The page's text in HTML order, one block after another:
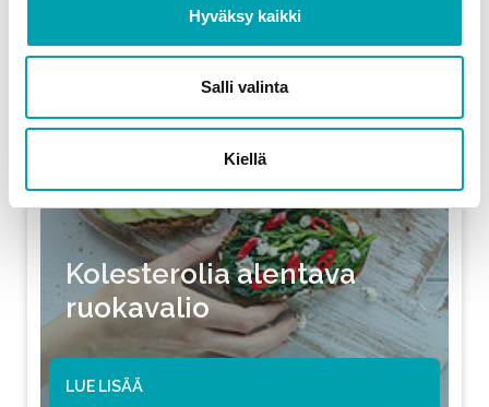
Hyväksy kaikki
Salli valinta
Kiellä
Kolesterolia alentava
ruokavalio
LUE LISÄÄ